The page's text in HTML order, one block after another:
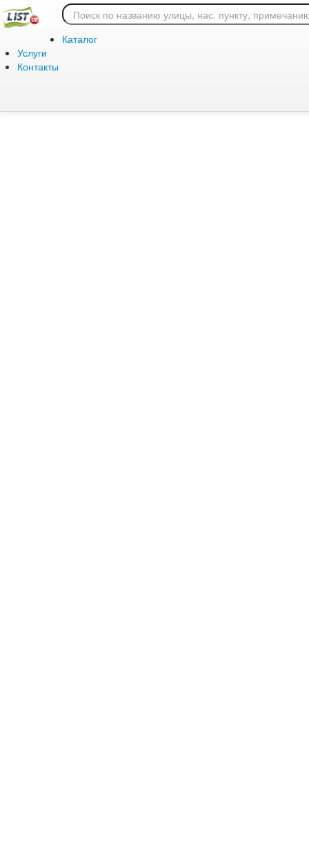
Каталог
Услуги
Контакты
Ошибка 404: страница